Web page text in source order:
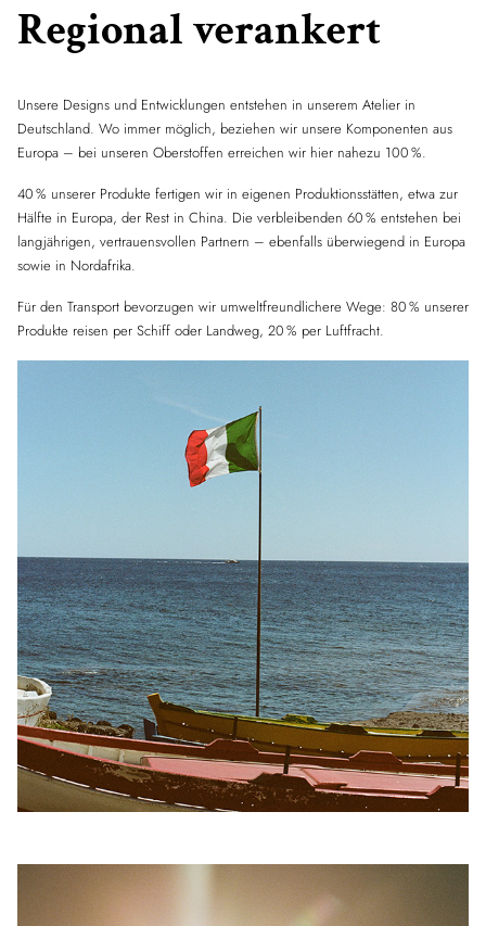
Regional verankert
Unsere Designs und Entwicklungen entstehen in unserem Atelier in
Deutschland. Wo immer möglich, beziehen wir unsere Komponenten aus
Europa – bei unseren Oberstoffen erreichen wir hier nahezu 100 %.
40 % unserer Produkte fertigen wir in eigenen Produktionsstätten, etwa zur
Hälfte in Europa, der Rest in China. Die verbleibenden 60 % entstehen bei
langjährigen, vertrauensvollen Partnern – ebenfalls überwiegend in Europa
sowie in Nordafrika.
Für den Transport bevorzugen wir umweltfreundlichere Wege: 80 % unserer
Produkte reisen per Schiff oder Landweg, 20 % per Luftfracht.